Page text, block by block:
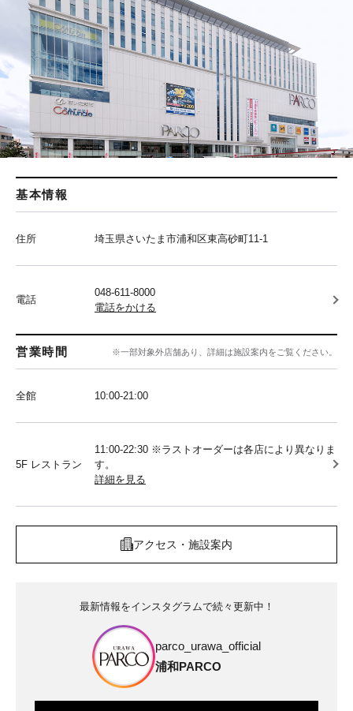
基本情報
住所 埼玉県さいたま市浦和区東高砂町11-1
電話
048-611-8000
電話をかける
営業時間 ※一部対象外店舗あり、詳細は施設案内をご覧ください。
全館 10:00‐21:00
5F レストラン
11:00-22:30 ※ラストオーダーは各店により異なりま
す。
詳細を見る
アクセス・施設案内
最新情報をインスタグラムで続々更新中！
parco_urawa_official
浦和PARCO